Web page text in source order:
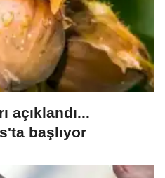
açıklandı...
başlıyor